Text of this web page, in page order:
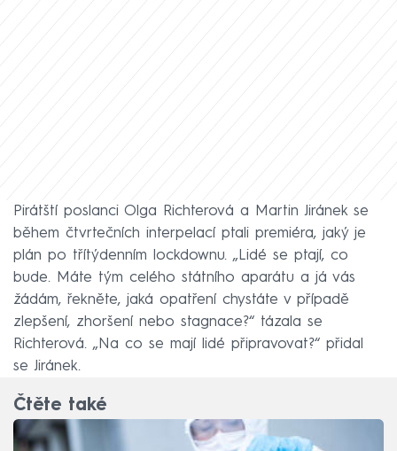
Pirátští poslanci Olga Richterová a Martin Jiránek se
během čtvrtečních interpelací ptali premiéra, jaký je
plán po třítýdenním lockdownu. „Lidé se ptají, co
bude. Máte tým celého státního aparátu a já vás
žádám, řekněte, jaká opatření chystáte v případě
zlepšení, zhoršení nebo stagnace?“ tázala se
Richterová. „Na co se mají lidé připravovat?“ přidal
se Jiránek.
Čtěte také